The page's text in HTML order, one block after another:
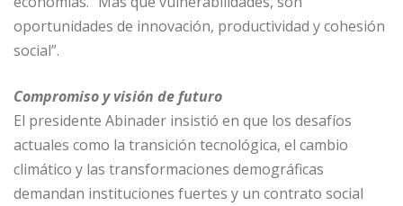
oportunidades de innovación, productividad y cohesión
social”.
Compromiso y visión de futuro
El presidente Abinader insistió en que los desafíos
actuales como la transición tecnológica, el cambio
climático y las transformaciones demográficas
demandan instituciones fuertes y un contrato social